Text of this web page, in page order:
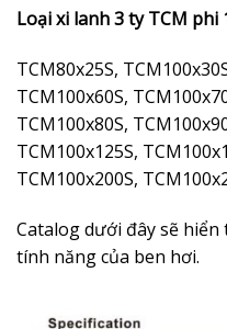
Loại xi lanh 3 ty TCM phi
TCM80x25S,
TCM100x60S,
TCM100x80S,
TCM100x125S,
TCM100x200S,
Catalog dưới đây sẽ
tính năng của ben hơi.